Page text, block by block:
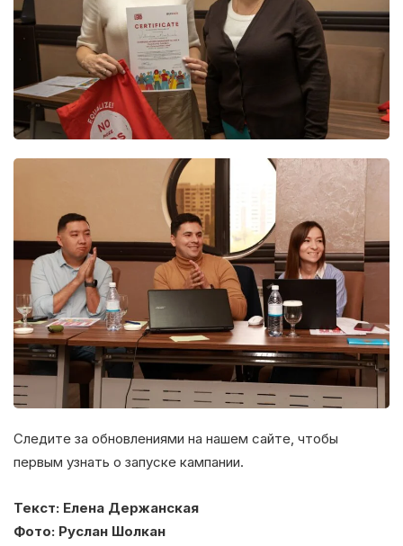
Следите за обновлениями на нашем сайте, чтобы
первым узнать о запуске кампании.
Текст: Елена Держанская
Фото: Руслан Шолкан